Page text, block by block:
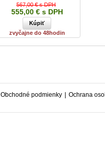
567,00 € s DPH
555,00 € s DPH
zvyčajne do 48hodin
Obchodné podmienky Ochrana